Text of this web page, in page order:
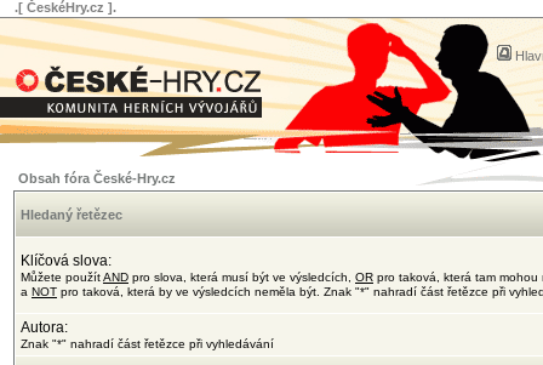
.[ ČeskéHry.cz ].
Obsah fóra České-Hry.cz
Hledaný řetězec
Klíčová slova:
Můžete použítAND pro slova, která musí být ve výsledcích, OR pro taková, která tam mohou
a NOT pro taková, která by ve výsledcích neměla být. Znak "*" nahradí část řetězce při
Autora:
Znak "*" nahradí část řetězce při vyhledávání